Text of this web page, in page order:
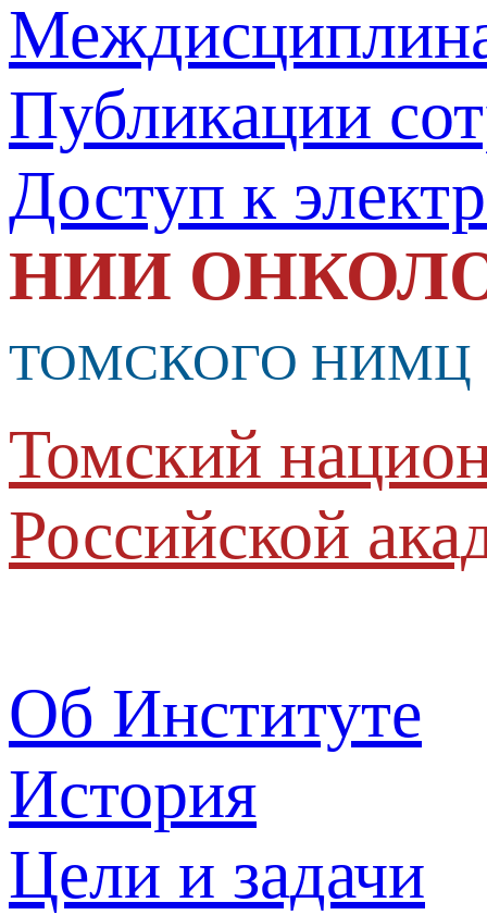
Публикации
Доступ к
НИИ
ТОМСКОГО НИМЦ
Томский
Российской
Об Институте
История
Цели и задачи